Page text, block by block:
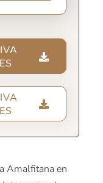
Amalfitana en